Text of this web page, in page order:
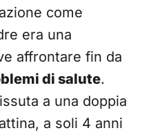
come
era una
affrontare fin da
di salute.
a una doppia
a soli 4 anni